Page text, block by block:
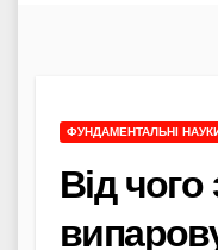
ФУНДАМЕНТАЛЬНІ
Від